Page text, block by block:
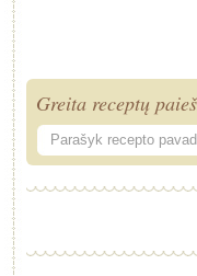
Greita receptų